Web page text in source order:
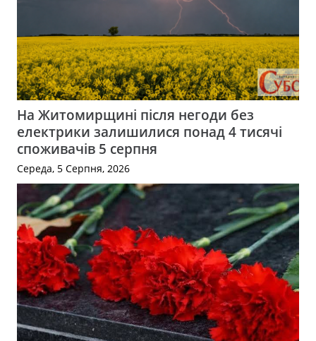
На Житомирщині після негоди без
електрики залишилися понад 4 тисячі
споживачів 5 серпня
Середа, 5 Серпня, 2026